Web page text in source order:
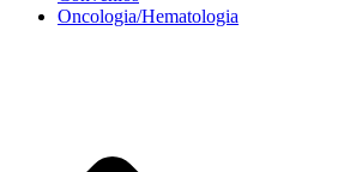
Oncologia/Hematologia